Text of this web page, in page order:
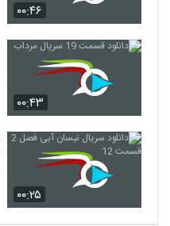
۰۰:۴۶
۰۰:۴۳
۰۰:۲۵